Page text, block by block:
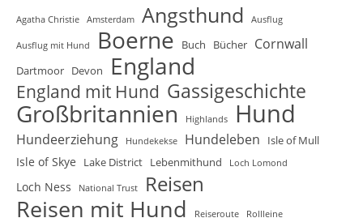
Agatha Christie Amsterdam Angsthund Ausflug
Ausflug mit Hund Boerne Buch Bücher Cornwall
Dartmoor Devon England
England mit Hund Gassigeschichte
Großbritannien Highlands Hund
Hundeerziehung Hundekekse Hundeleben Isle of Mull
Isle of Skye Lake District Lebenmithund Loch Lomond
Loch Ness National Trust Reisen
Reisen mit Hund Reiseroute Rollleine